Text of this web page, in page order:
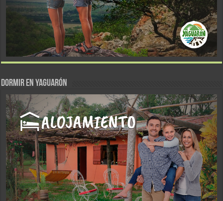
DORMIR EN YAGUARÓN